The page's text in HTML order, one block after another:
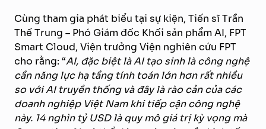
Cùng tham gia phát biểu tại sự kiện, Tiến sĩ Trần
Thế Trung – Phó Giám đốc Khối sản phẩm AI, FPT
Smart Cloud, Viện trưởng Viện nghiên cứu FPT
cho rằng: “AI, đặc biệt là AI tạo sinh là công nghệ
cần năng lực hạ tầng tính toán lớn hơn rất nhiều
so với AI truyền thống và đây là rào cản của các
doanh nghiệp Việt Nam khi tiếp cận công nghệ
này. 14 nghìn tỷ USD là quy mô giá trị kỳ vọng mà